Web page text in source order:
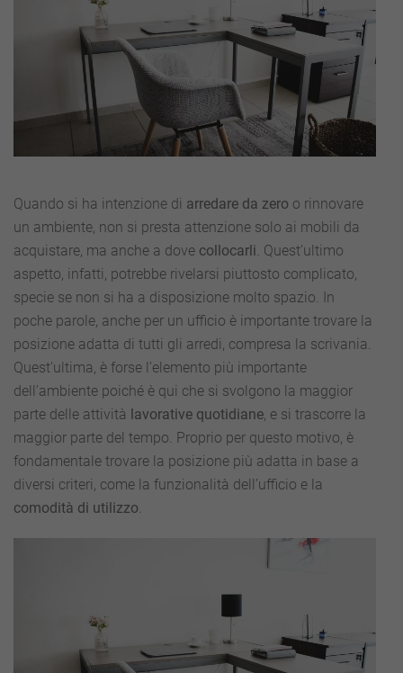
Quando si ha intenzione di arredare da zero o rinnovare
un ambiente, non si presta attenzione solo ai mobili da
acquistare, ma anche a dove collocarli. Quest’ultimo
aspetto, infatti, potrebbe rivelarsi piuttosto complicato,
specie se non si ha a disposizione molto spazio. In
poche parole, anche per un ufficio è importante trovare la
posizione adatta di tutti gli arredi, compresa la scrivania.
Quest’ultima, è forse l’elemento più importante
dell’ambiente poiché è qui che si svolgono la maggior
parte delle attività lavorative quotidiane, e si trascorre la
maggior parte del tempo. Proprio per questo motivo, è
fondamentale trovare la posizione più adatta in base a
diversi criteri, come la funzionalità dell’ufficio e la
comodità di utilizzo.